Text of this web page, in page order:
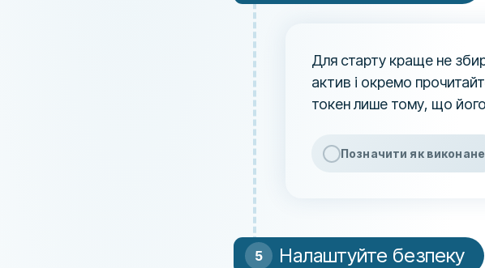
Для старту краще не
актив і окремо
токен лише тому, що
Позначити як виконане
Налаштуйте безпеку